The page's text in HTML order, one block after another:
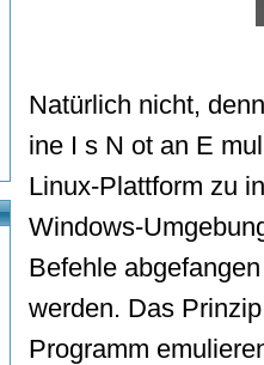
Natürlich nicht,
ine I s N ot an E
Linux-Plattform zu
Windows-
Befehle
werden. Das
Programm